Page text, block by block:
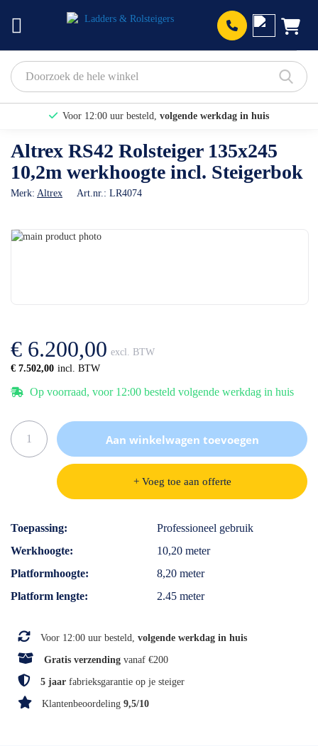
Voor 12:00 uur besteld, volgende werkdag in huis
Bekijk hier onze Actiepagina
Binnen 1 dag eengratis offerte
Altrex RS42 Rolsteiger 135x245
10,2m werkhoogte incl. Steigerbok
Merk: Altrex Art.nr.: LR4074
Ga
gallerij
€ 7.502,00
€ 6.200,00
Op voorraad, voor 12:00 besteld volgende werkdag in huis
Aan winkelwagen toevoegen
+ Voeg toe aan offerte
Specificaties
Toepassing
Professioneel gebruik
Werkhoogte
10,20 meter
Platformhoogte
8,20 meter
Platform lengte
2.45 meter
Voor 12:00 uur besteld, volgende werkdag in huis
Gratis verzending vanaf €200
5 jaar fabrieksgarantie op je steiger
Klantenbeoordeling 9,5/10